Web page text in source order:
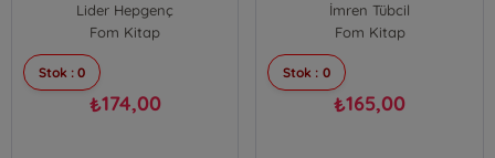
Lider Hepgenç
Fom Kitap
Stok : 0
₺174,00
İmren Tübcil
Fom Kitap
Stok : 0
₺165,00